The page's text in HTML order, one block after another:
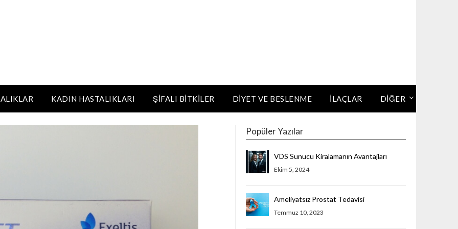
KADIN HASTALIKLARI ŞIFALI BITKILER DIYET VE BESLENME İLAÇLAR DİĞER
Popüler Yazılar
VDS Sunucu Kiralamanın Avantajları
Ekim 5, 2024
Ameliyatsız Prostat Tedavisi
Temmuz 10, 2023